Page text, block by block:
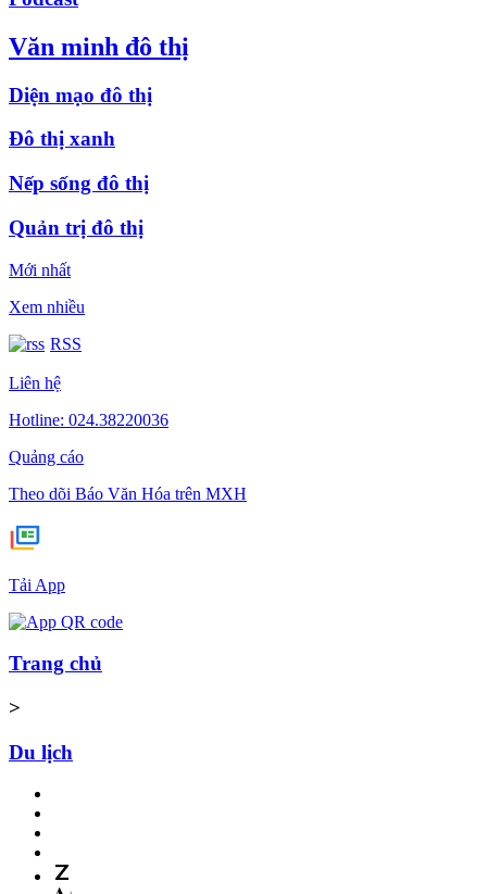
Văn minh đô thị
Diện mạo đô thị
Đô thị xanh
Nếp sống đô thị
Quản trị đô thị
Mới nhất
Xem nhiều
RSS
Liên hệ
Hotline: 024.38220036
Quảng cáo
Theo dõi Báo Văn Hóa trên MXH
Tải App
Trang chủ
>
Du lịch